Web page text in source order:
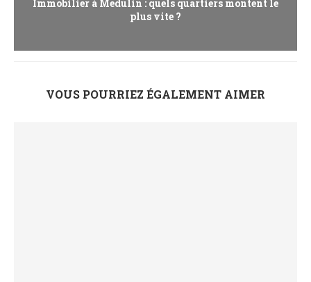
Immobilier à Medulin : quels quartiers montent le
plus vite ?
VOUS POURRIEZ ÉGALEMENT AIMER